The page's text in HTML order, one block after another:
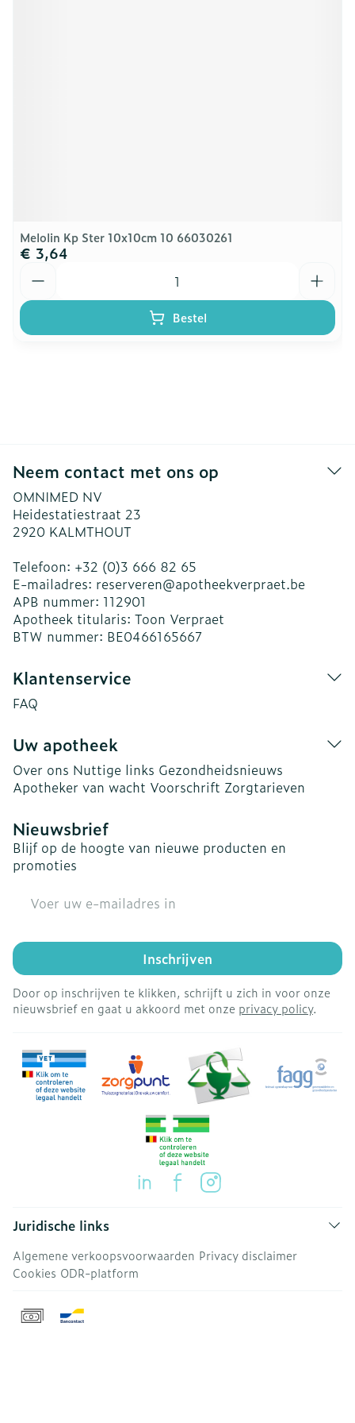
Melolin Kp Ster 10x10cm 10 66030261
€ 3,64
Bestel
Neem contact met ons op
OMNIMED NV
Heidestatiestraat 23
2920 KALMTHOUT
Telefoon: +32 (0)3 666 82 65
E-mailadres: reserveren@apotheekverpraet.be
APB nummer: 112901
Apotheek titularis: Toon Verpraet
BTW nummer: BE0466165667
Klantenservice
FAQ
Uw apotheek
Over ons Nuttige links Gezondheidsnieuws
Apotheker van wacht Voorschrift Zorgtarieven
Nieuwsbrief
Blijf op de hoogte van nieuwe producten en
promoties
Inschrijven
Door op inschrijven te klikken, schrijft u zich in voor onze
nieuwsbrief en gaat u akkoord met onze privacy policy.
Juridische links
Algemene verkoopsvoorwaarden Privacy disclaimer
Cookies ODR-platform